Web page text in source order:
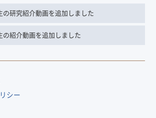
の研究紹介動画を追加しました
の紹介動画を追加しました
シー